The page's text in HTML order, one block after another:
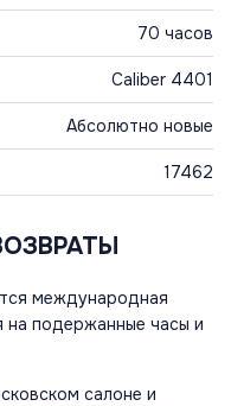
70 часов
Caliber 4401
Абсолютно новые
17462
международная
на подержанные часы и
салоне и